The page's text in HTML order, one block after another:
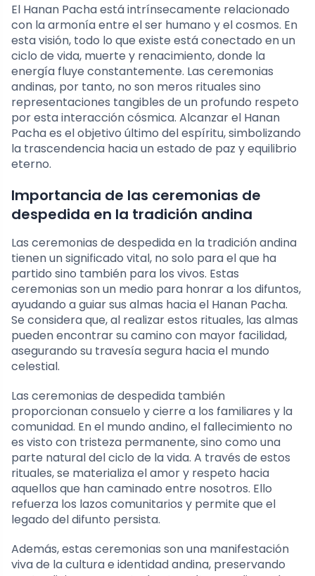
El Hanan Pacha está intrínsecamente relacionado
con la armonía entre el ser humano y el cosmos. En
esta visión, todo lo que existe está conectado en un
ciclo de vida, muerte y renacimiento, donde la
energía fluye constantemente. Las ceremonias
andinas, por tanto, no son meros rituales sino
representaciones tangibles de un profundo respeto
por esta interacción cósmica. Alcanzar el Hanan
Pacha es el objetivo último del espíritu, simbolizando
la trascendencia hacia un estado de paz y equilibrio
eterno.
Importancia de las ceremonias de
despedida en la tradición andina
Las ceremonias de despedida en la tradición andina
tienen un significado vital, no solo para el que ha
partido sino también para los vivos. Estas
ceremonias son un medio para honrar a los difuntos,
ayudando a guiar sus almas hacia el Hanan Pacha.
Se considera que, al realizar estos rituales, las almas
pueden encontrar su camino con mayor facilidad,
asegurando su travesía segura hacia el mundo
celestial.
Las ceremonias de despedida también
proporcionan consuelo y cierre a los familiares y la
comunidad. En el mundo andino, el fallecimiento no
es visto con tristeza permanente, sino como una
parte natural del ciclo de la vida. A través de estos
rituales, se materializa el amor y respeto hacia
aquellos que han caminado entre nosotros. Ello
refuerza los lazos comunitarios y permite que el
legado del difunto persista.
Además, estas ceremonias son una manifestación
viva de la cultura e identidad andina, preservando